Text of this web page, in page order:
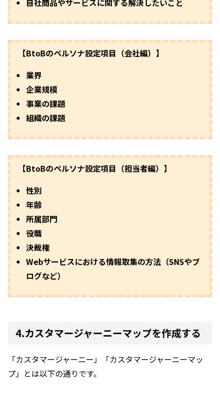
【BtoBのペルソナ設定項目（会社編）】
業界
企業規模
事業の課題
組織の課題
【BtoBのペルソナ設定項目（担当者編）】
性別
年齢
所属部門
役職
決裁権
Webサービスにおける情報取集の方法（SNSやブ
ログなど）
4.カスタマージャーニーマップを作成する
「カスタマージャーニー」「カスタマージャーニーマッ
プ」とは以下の通りです。